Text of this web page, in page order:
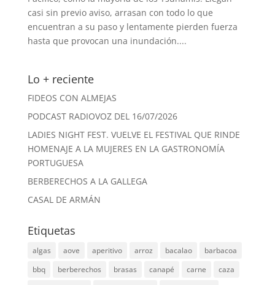
casi sin previo aviso, arrasan con todo lo que
encuentran a su paso y lentamente pierden fuerza
hasta que provocan una inundación....
Lo + reciente
FIDEOS CON ALMEJAS
PODCAST RADIOVOZ DEL 16/07/2026
LADIES NIGHT FEST. VUELVE EL FESTIVAL QUE RINDE
HOMENAJE A LA MUJERES EN LA GASTRONOMÍA
PORTUGUESA
BERBERECHOS A LA GALLEGA
CASAL DE ARMÁN
Etiquetas
algas aove aperitivo arroz bacalao
barbacoa
bbq
berberechos brasas canapé carne
caza